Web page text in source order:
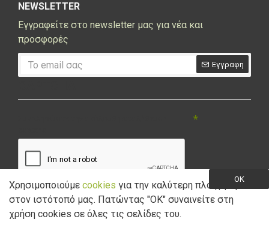
NEWSLETTER
Εγγραφείτε στο newsletter μας για νέα και
προσφορές
Εγγραφη
Έχω διαβάσει και αποδέχομαι την Πολιτική Απορρήτου
OK
Χρησιμοποιούμε cookies για την καλύτερη πλοήγηση
στον ιστότοπό μας. Πατώντας "ΟK" συναινείτε στη
χρήση cookies σε όλες τις σελίδες του.